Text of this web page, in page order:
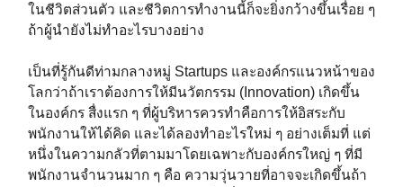
ในชีวิตส่วนตัว และชีวิตการทำงานนี้ก็จะยิ่งกว้างขึ้นเรื่อย ๆ
ถ้าผู้นำยังไม่ทำอะไรบางอย่าง
เป็นที่รู้กันดีท่ามกลางหมู่ Startups และองค์กรแนวหน้าของ
โลกว่าถ้าเราต้องการให้มีนวัตกรรม (Innovation) เกิดขึ้น
ในองค์กร สื่งแรก ๆ ที่ผู้บริหารควรทำคือการให้อิสระกับ
พนักงานให้ได้คิด และได้ลองทำอะไรใหม่ ๆ อย่างเต็มที่ แต่
หนึ่งในความกลัวที่ตามมาโดยเฉพาะกับองค์กรใหญ่ ๆ ที่มี
พนักงานจำนวนมาก ๆ คือ ความวุ่นวายที่อาจจะเกิดขึ้นถ้า